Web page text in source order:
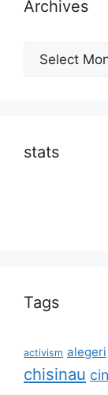
Archives
Archives
stats
Tags
activism alegeri
chisinau